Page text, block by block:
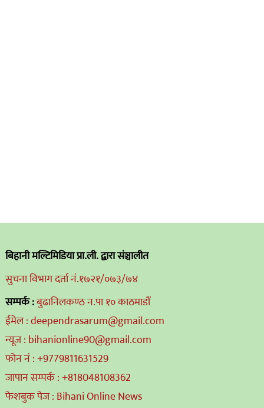
बिहानी मल्टिमिडिया प्रा.ली. द्वारा संञ्चालीत
सुचना विभाग दर्ता नं.१७२१/०७३/७४
सम्पर्क :बुढानिलकण्ठ न.पा १० काठमाडौं
ईमेल : deependrasarum@gmail.com
न्यूज : bihanionline90@gmail.com
फोन नं : +9779811631529
जापान सम्पर्क : +818048108362
फेशबुक पेज : Bihani Online News